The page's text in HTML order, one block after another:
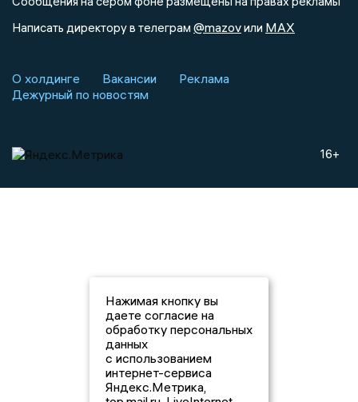
Написать директору в телеграм @mazovили MAX
О холдинге Вакансии
Реклама
Дежурный по новостям
16+
Нажимая кнопку вы
даете согласие на
обработку персональных
данных
с использованием
интернет-сервиса
Яндекс.Метрика,